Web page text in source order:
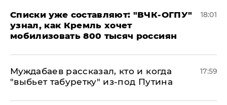
Списки уже составляют: "ВЧК-ОГПУ"
узнал, как Кремль хочет
мобилизовать 800 тысяч россиян
18:01
Муждабаев рассказал, кто и когда
"выбьет табуретку" из-под Путина
17:59